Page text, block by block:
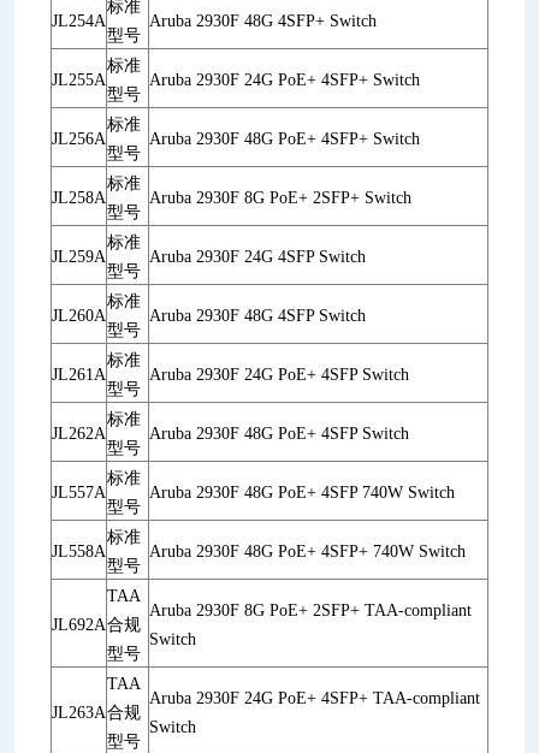
JL254A
标准
型号
Aruba 2930F 48G 4SFP+ Switch
JL255A
标准
型号
Aruba 2930F 24G PoE+ 4SFP+ Switch
JL256A
标准
型号
Aruba 2930F 48G PoE+ 4SFP+ Switch
JL258A
标准
型号
Aruba 2930F 8G PoE+ 2SFP+ Switch
JL259A
标准
型号
Aruba 2930F 24G 4SFP Switch
JL260A
标准
型号
Aruba 2930F 48G 4SFP Switch
JL261A
标准
型号
Aruba 2930F 24G PoE+ 4SFP Switch
JL262A
标准
型号
Aruba 2930F 48G PoE+ 4SFP Switch
JL557A
标准
型号
Aruba 2930F 48G PoE+ 4SFP 740W Switch
JL558A
标准
型号
Aruba 2930F 48G PoE+ 4SFP+ 740W Switch
JL692A
TAA
合规
型号
Aruba 2930F 8G PoE+ 2SFP+ TAA-compliant
Switch
JL263A
TAA
合规
型号
Aruba 2930F 24G PoE+ 4SFP+ TAA-compliant
Switch